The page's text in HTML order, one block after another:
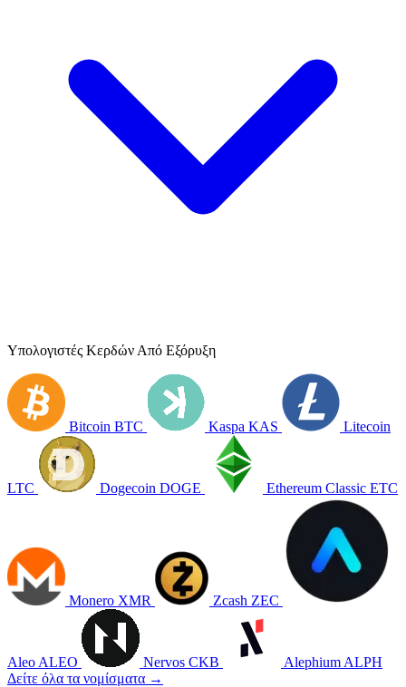
Υπολογιστές Κερδών Από Εξόρυξη
Bitcoin BTC Kaspa KAS Litecoin
LTC Dogecoin DOGE Ethereum Classic ETC
Monero XMR Zcash ZEC
Aleo ALEO Nervos CKB Alephium ALPH
Δείτε όλα τα νομίσματα →